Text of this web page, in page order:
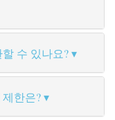
수 있나요?
한은?